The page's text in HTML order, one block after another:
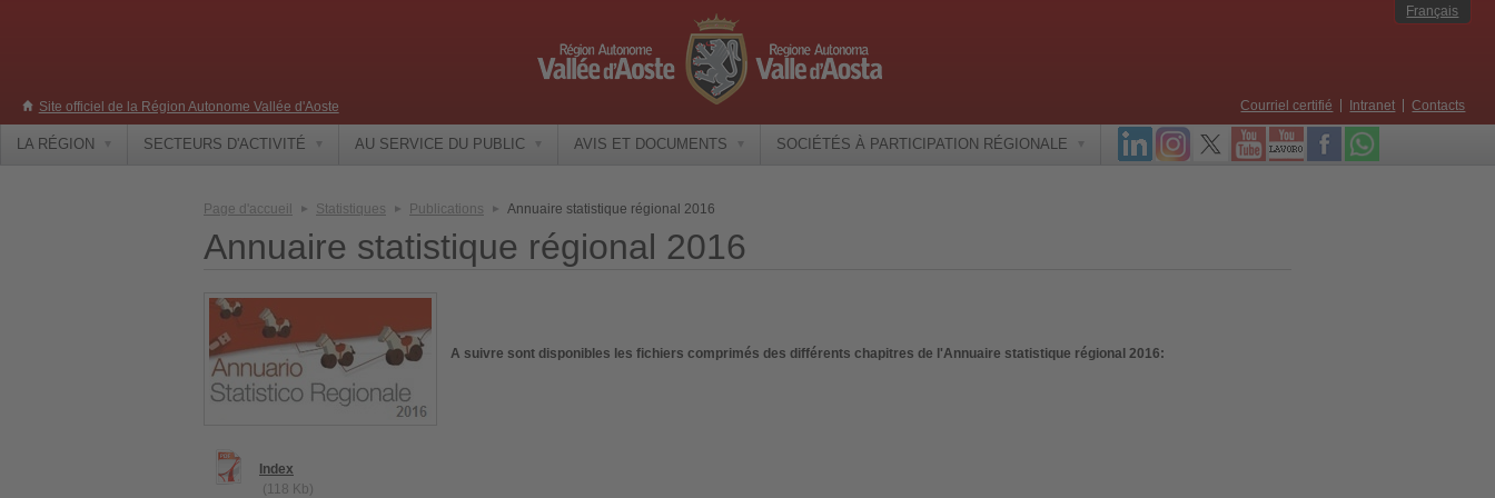
Site officiel de la Région Autonome Vallée d'Aoste
Français
Courriel certifié Intranet Contacts
LA RÉGION SECTEURS D'ACTIVITÉ AU SERVICE DU PUBLIC AVIS ET DOCUMENTS SOCIÉTÉS À PARTICIPATION RÉGIONALE
Page d'accueil Statistiques Publications Annuaire statistique régional 2016
Annuaire statistique régional 2016
A suivre sont disponibles les fichiers comprimés des différents chapitres de l'Annuaire statistique régional 2016:
Index
(118 Kb)